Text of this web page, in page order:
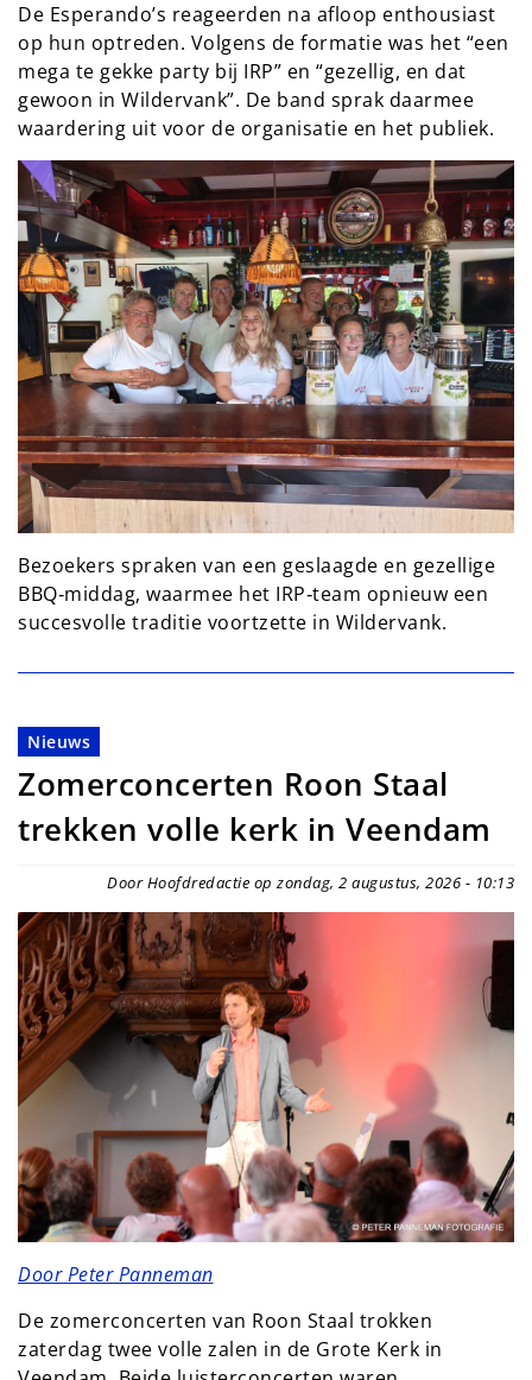
De Esperando’s reageerden na afloop enthousiast
op hun optreden. Volgens de formatie was het “een
mega te gekke party bij IRP” en “gezellig, en dat
gewoon in Wildervank”. De band sprak daarmee
waardering uit voor de organisatie en het publiek.
Bezoekers spraken van een geslaagde en gezellige
BBQ‑middag, waarmee het IRP‑team opnieuw een
succesvolle traditie voortzette in Wildervank.
Nieuws
Zomerconcerten Roon Staal
trekken volle kerk in Veendam
Door Hoofdredactie op zondag, 2 augustus, 2026 - 10:13
Door Peter Panneman
De zomerconcerten van Roon Staal trokken
zaterdag twee volle zalen in de Grote Kerk in